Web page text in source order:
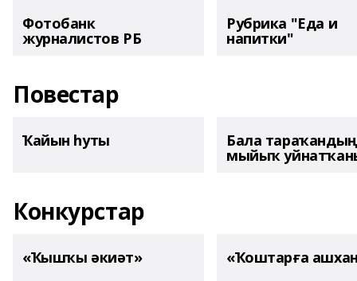
Фотобанк
журналистов РБ
Рубрика "Еда и
напитки"
Повестар
Ҡайын һуты Бала тараҡандың
мыйыҡ
Конкурстар
«Ҡышҡы әкиәт» «Ҡоштарға